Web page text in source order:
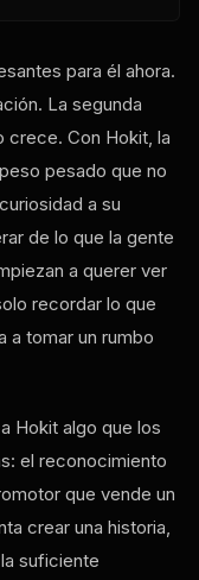
para él ahora.
La segunda
crece. Con Hokit, la
pesado que no
a su
de lo que la gente
a querer ver
recordar lo que
a tomar un rumbo
Hokit algo que los
el reconocimiento
que vende un
crear una historia,
suficiente